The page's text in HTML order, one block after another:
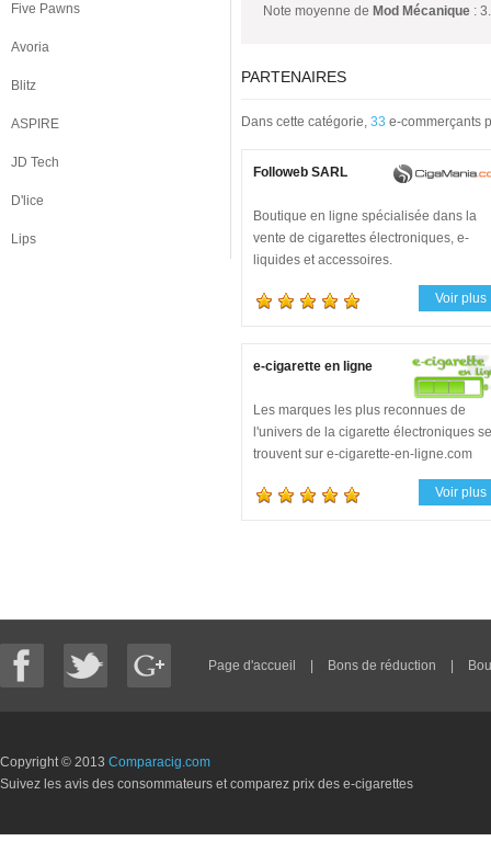
Five Pawns
Avoria
Blitz
ASPIRE
JD Tech
D'lice
Lips
Note moyenne de Mod Mécanique :
PARTENAIRES
Dans cette catégorie, 33 e-commerçants
Followeb SARL
Boutique en ligne spécialisée dans la
vente de cigarettes électroniques, e-
liquides et accessoires.
Voir plus
e-cigarette en ligne
Les marques les plus reconnues de
l'univers de la cigarette électroniques se
trouvent sur e-cigarette-en-ligne.com
(JoyeTech, KangerTech, Vision), aux
meilleurs prix.
Voir plus
Page d'accueil Bons de réduction
Copyright © 2013 Comparacig.com
Suivez les avis des consommateurs et comparez prix des e-cigarettes